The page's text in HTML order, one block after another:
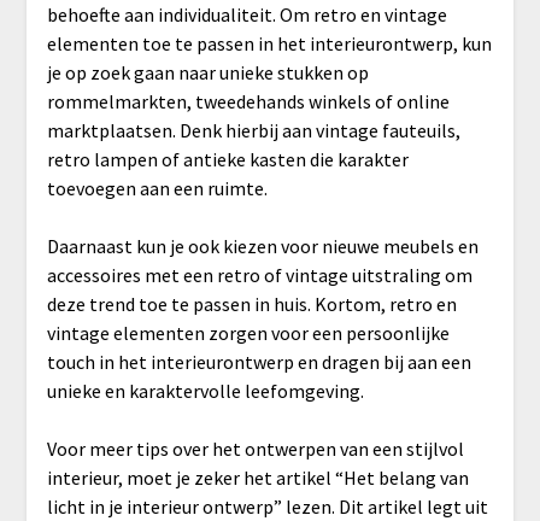
behoefte aan individualiteit. Om retro en vintage
elementen toe te passen in het interieurontwerp, kun
je op zoek gaan naar unieke stukken op
rommelmarkten, tweedehands winkels of online
marktplaatsen. Denk hierbij aan vintage fauteuils,
retro lampen of antieke kasten die karakter
toevoegen aan een ruimte.
Daarnaast kun je ook kiezen voor nieuwe meubels en
accessoires met een retro of vintage uitstraling om
deze trend toe te passen in huis. Kortom, retro en
vintage elementen zorgen voor een persoonlijke
touch in het interieurontwerp en dragen bij aan een
unieke en karaktervolle leefomgeving.
Voor meer tips over het ontwerpen van een stijlvol
interieur, moet je zeker het artikel “Het belang van
licht in je interieur ontwerp” lezen. Dit artikel legt uit